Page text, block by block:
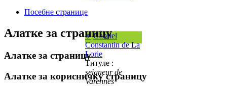
♂ Gabriel
Constantin de La
Lorie
Титуле :
seigneur de
Varennes
Посебне странице
Алатке за страницу
Алатке за страницу
Алатке за корисничку страницу